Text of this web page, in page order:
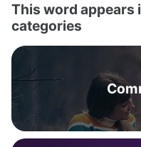
This word appears
categories